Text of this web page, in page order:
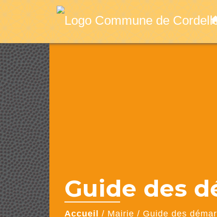
Guide des
Accueil / Mairie / Guide des